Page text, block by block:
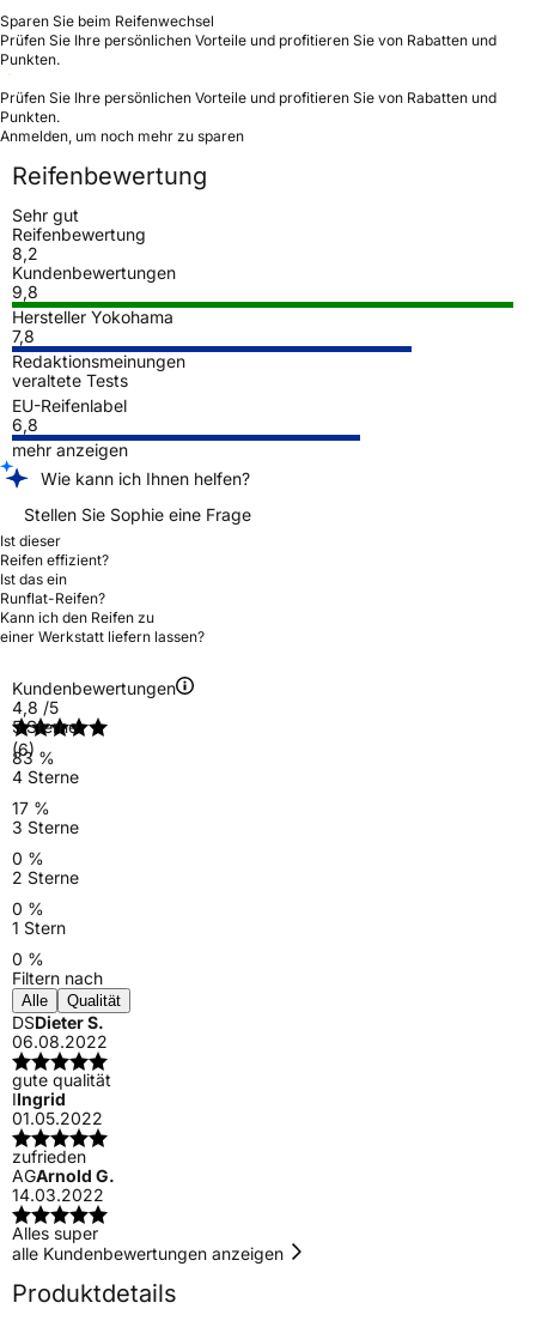
Sparen Sie beim Reifenwechsel
Prüfen Sie Ihre persönlichen Vorteile und profitieren Sie von Rabatten und
Punkten.
Prüfen Sie Ihre persönlichen Vorteile und profitieren Sie von Rabatten und
Punkten.
Anmelden, um noch mehr zu sparen
Reifenbewertung
Sehr gut
Reifenbewertung
8,2
Kundenbewertungen
9,8
Hersteller Yokohama
7,8
Redaktionsmeinungen
veraltete Tests
EU-Reifenlabel
6,8
mehr anzeigen
Wie kann ich Ihnen helfen?
Stellen Sie Sophie eine Frage
Ist dieser
Reifen effizient?
Ist das ein
Runflat-Reifen?
Kann ich den Reifen zu
einer Werkstatt liefern lassen?
Kundenbewertungen
4,8 /5
(6)
5 Sterne
83 %
4 Sterne
17 %
3 Sterne
0 %
2 Sterne
0 %
1 Stern
0 %
Filtern nach
Alle Qualität
DSDieter S.
06.08.2022
gute qualität
IIngrid
01.05.2022
zufrieden
AGArnold G.
14.03.2022
Alles super
alle Kundenbewertungen anzeigen
Produktdetails